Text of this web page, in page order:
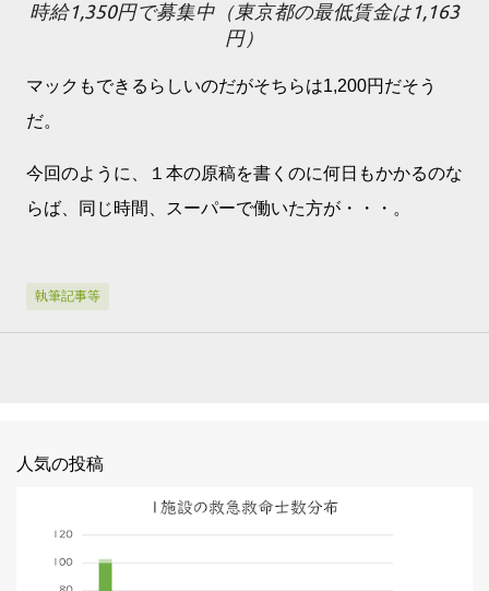
時給1,350円で募集中（東京都の最低賃金は1,163
円）
マックもできるらしいのだがそちらは1,200円だそう
だ。
今回のように、１本の原稿を書くのに何日もかかるのな
らば、同じ時間、スーパーで働いた方が・・・。
執筆記事等
人気の投稿